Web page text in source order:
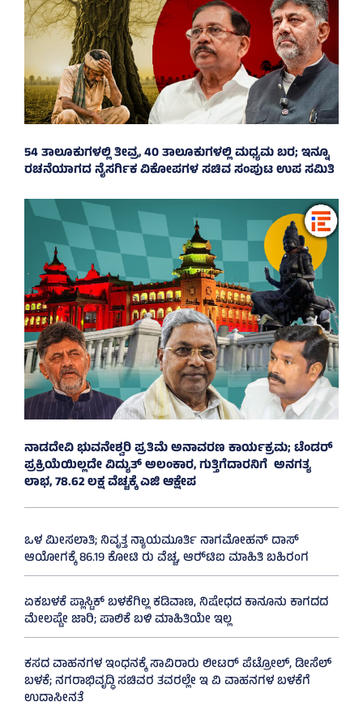
54 ತಾಲೂಕುಗಳಲ್ಲಿ ತೀವ್ರ, 40 ತಾಲೂಕುಗಳಲ್ಲಿ ಮಧ್ಯಮ ಬರ; ಇನ್ನೂ
ರಚನೆಯಾಗದ ನೈಸರ್ಗಿಕ ವಿಕೋಪಗಳ ಸಚಿವ ಸಂಪುಟ ಉಪ ಸಮಿತಿ
ನಾಡದೇವಿ ಭುವನೇಶ್ವರಿ ಪ್ರತಿಮೆ ಅನಾವರಣ ಕಾರ್ಯಕ್ರಮ; ಟೆಂಡರ್
ಪ್ರಕ್ರಿಯೆಯಿಲ್ಲದೇ ವಿದ್ಯುತ್‌ ಅಲಂಕಾರ, ಗುತ್ತಿಗೆದಾರನಿಗೆ ಅನಗತ್ಯ
ಲಾಭ, 78.62 ಲಕ್ಷ ವೆಚ್ಚಕ್ಕೆ ಎಜಿ ಆಕ್ಷೇಪ
ಒಳ ಮೀಸಲಾತಿ; ನಿವೃತ್ತ ನ್ಯಾಯಮೂರ್ತಿ ನಾಗಮೋಹನ್ ದಾಸ್
ಆಯೋಗಕ್ಕೆ 86.19 ಕೋಟಿ ರು ವೆಚ್ಚ, ಆರ್‍‌ಟಿಐ ಮಾಹಿತಿ ಬಹಿರಂಗ
ಏಕಬಳಕೆ ಪ್ಲಾಸ್ಟಿಕ್‌ ಬಳಕೆಗಿಲ್ಲ ಕಡಿವಾಣ, ನಿಷೇಧದ ಕಾನೂನು ಕಾಗದದ
ಮೇಲಷ್ಟೇ ಜಾರಿ; ಪಾಲಿಕೆ ಬಳಿ ಮಾಹಿತಿಯೇ ಇಲ್ಲ
ಕಸದ ವಾಹನಗಳ ಇಂಧನಕ್ಕೆ ಸಾವಿರಾರು ಲೀಟರ್‌ ಪೆಟ್ರೋಲ್, ಡೀಸೆಲ್
ಬಳಕೆ; ನಗರಾಭಿವೃದ್ಧಿ ಸಚಿವರ ತವರಲ್ಲೇ ಇ ವಿ ವಾಹನಗಳ ಬಳಕೆಗೆ
ಉದಾಸೀನತೆ